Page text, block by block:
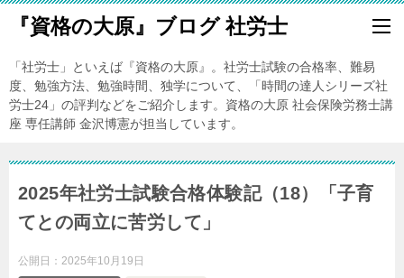
『資格の大原』ブログ 社労士
「社労士」といえば『資格の大原』。社労士試験の合格率、難易
度、勉強方法、勉強時間、独学について、「時間の達人シリーズ社
労士24」の評判などをご紹介します。資格の大原 社会保険労務士講
座 専任講師 金沢博憲が担当しています。
2025年社労士試験合格体験記（18）「子育
てとの両立に苦労して」
公開日： 2025年10月19日